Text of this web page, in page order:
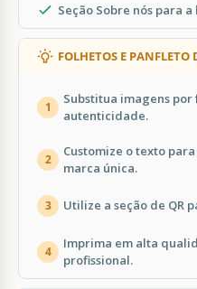
Seção Sobre nós para
FOLHETOS E PANFLETO
1
Substitua imagens
autenticidade.
2
Customize o texto
marca única.
3 Utilize a seção de QR
4
Imprima em alta
profissional.